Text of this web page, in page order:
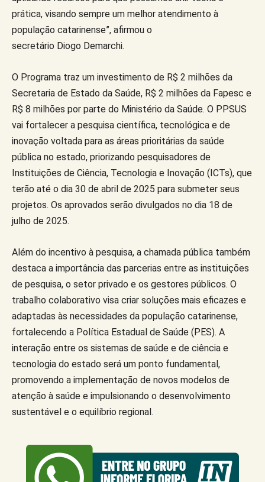
prática, visando sempre um melhor atendimento à
população catarinense”, afirmou o
secretário Diogo Demarchi.
O Programa traz um investimento de R$ 2 milhões da
Secretaria de Estado da Saúde, R$ 2 milhões da Fapesc e
R$ 8 milhões por parte do Ministério da Saúde. O PPSUS
vai fortalecer a pesquisa científica, tecnológica e de
inovação voltada para as áreas prioritárias da saúde
pública no estado, priorizando pesquisadores de
Instituições de Ciência, Tecnologia e Inovação (ICTs), que
terão até o dia 30 de abril de 2025 para submeter seus
projetos. Os aprovados serão divulgados no dia 18 de
julho de 2025.
Além do incentivo à pesquisa, a chamada pública também
destaca a importância das parcerias entre as instituições
de pesquisa, o setor privado e os gestores públicos. O
trabalho colaborativo visa criar soluções mais eficazes e
adaptadas às necessidades da população catarinense,
fortalecendo a Política Estadual de Saúde (PES). A
interação entre os sistemas de saúde e de ciência e
tecnologia do estado será um ponto fundamental,
promovendo a implementação de novos modelos de
atenção à saúde e impulsionando o desenvolvimento
sustentável e o equilíbrio regional.